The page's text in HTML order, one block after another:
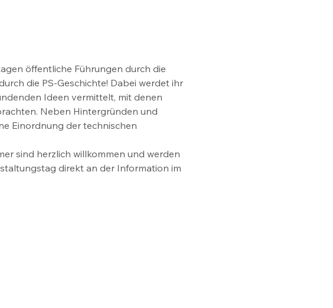
öffentliche Führungen durch die
die PS-Geschichte! Dabei werdet ihr
Ideen vermittelt, mit denen
Neben Hintergründen und
Einordnung der technischen
sind herzlich willkommen und werden
direkt an der Information im